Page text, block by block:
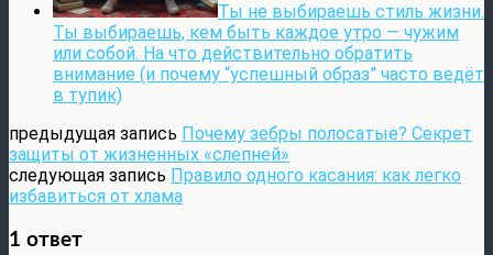
Ты не выбираешь стиль жизни.
Ты выбираешь, кем быть каждое утро — чужим
или собой. На что действительно обратить
внимание (и почему “успешный образ” часто ведёт
в тупик)
предыдущая запись Почему зебры полосатые? Секрет
защиты от жизненных «слепней»
следующая запись Правило одного касания: как легко
избавиться от хлама
1 ответ